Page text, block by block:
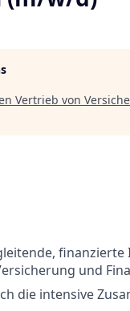
Vertrieb von
finanzierte
und
die intensive